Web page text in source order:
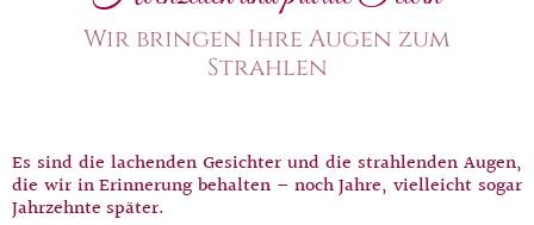
Wir bringen Ihre Augen zum
Strahlen
Es sind die lachenden Gesichter und die strahlenden Augen,
die wir in Erinnerung behalten – noch Jahre, vielleicht sogar
Jahrzehnte später.